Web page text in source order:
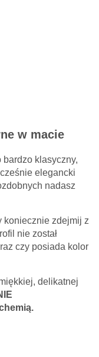
w macie
bardzo klasyczny,
elegancki
nadasz
koniecznie zdejmij z
nie został
czy posiada kolor
delikatnej